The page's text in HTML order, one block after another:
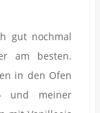
gut nochmal
am besten.
in den Ofen
und meiner